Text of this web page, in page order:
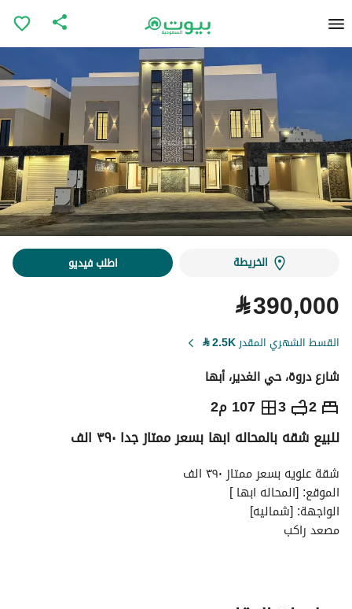
الخريطة اطلب فيديو
⃁390,000
القسط الشهري المقدر2.5K
⃁
شارع دروة، حي الغدير، أبها
2
3 107 م2 ⃁
390,000
التفاصيل معلومات ترخيص الإعلان حاسبة التمويل للبيع شقه بالمحاله ابها بسعر ممتاز جدا ٣٩٠ الف
شقة علويه بسعر ممتاز ٣٩٠ الف
الموقع: [المحاله ابها ]
الواجهة: [شماليه]
مصعد راكب